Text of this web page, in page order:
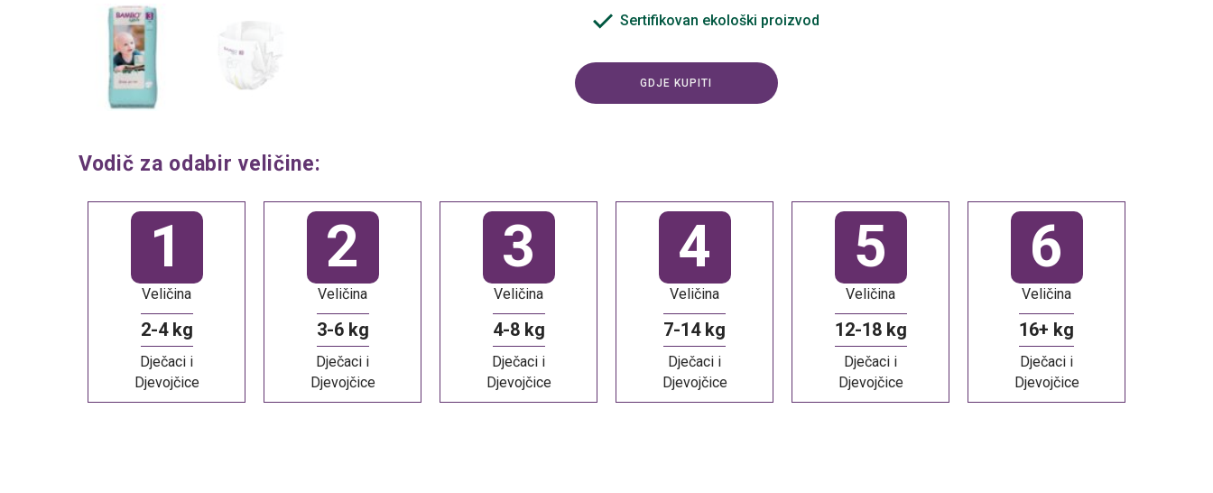
Sertifikovan ekološki proizvod
GDJE KUPITI
Vodič za odabir veličine:
1
Veličina
2-4 kg
Dječaci i
Djevojčice
2
Veličina
3-6 kg
Dječaci i
Djevojčice
3
Veličina
4-8 kg
Dječaci i
Djevojčice
4
Veličina
7-14 kg
Dječaci i
Djevojčice
5
Veličina
12-18 kg
Dječaci i
Djevojčice
6
Veličina
16+ kg
Dječaci i
Djevojčice